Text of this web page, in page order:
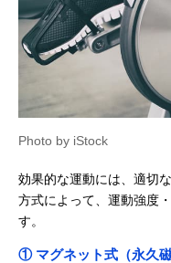
Photo by iStock
効果的な運動には、適切
方式によって、運動強度
す。
① マグネット式（永久磁